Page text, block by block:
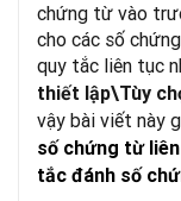
chứng từ vào
cho các số
quy tắc liên tục
thiết lập\Tùy
vậy bài viết này
số chứng từ
tắc đánh số